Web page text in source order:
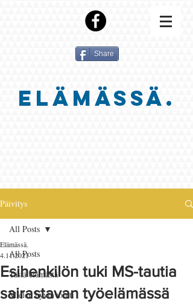
Share
ELÄMÄSSÄ.
Päivitys
All Posts
Tästä elämästä
Mielen hyvinvointi
All Posts
Esihenkilön tuki MS-tautia
sairastavan työelämässä
Elämässä.
4.11.2021